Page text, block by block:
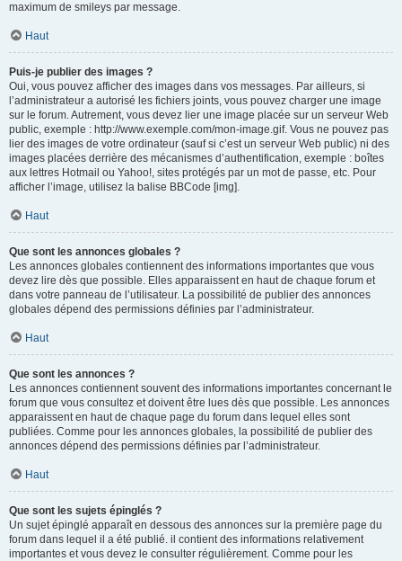
maximum de smileys par message.
Haut
Puis-je publier des images ?
Oui, vous pouvez afficher des images dans vos messages. Par ailleurs, si
l’administrateur a autorisé les fichiers joints, vous pouvez charger une image
sur le forum. Autrement, vous devez lier une image placée sur un serveur Web
public, exemple : http://www.exemple.com/mon-image.gif. Vous ne pouvez pas
lier des images de votre ordinateur (sauf si c’est un serveur Web public) ni des
images placées derrière des mécanismes d’authentification, exemple : boîtes
aux lettres Hotmail ou Yahoo!, sites protégés par un mot de passe, etc. Pour
afficher l’image, utilisez la balise BBCode [img].
Haut
Que sont les annonces globales ?
Les annonces globales contiennent des informations importantes que vous
devez lire dès que possible. Elles apparaissent en haut de chaque forum et
dans votre panneau de l’utilisateur. La possibilité de publier des annonces
globales dépend des permissions définies par l’administrateur.
Haut
Que sont les annonces ?
Les annonces contiennent souvent des informations importantes concernant le
forum que vous consultez et doivent être lues dès que possible. Les annonces
apparaissent en haut de chaque page du forum dans lequel elles sont
publiées. Comme pour les annonces globales, la possibilité de publier des
annonces dépend des permissions définies par l’administrateur.
Haut
Que sont les sujets épinglés ?
Un sujet épinglé apparaît en dessous des annonces sur la première page du
forum dans lequel il a été publié. il contient des informations relativement
importantes et vous devez le consulter régulièrement. Comme pour les